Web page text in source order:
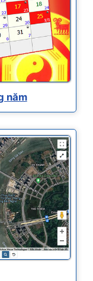
năm